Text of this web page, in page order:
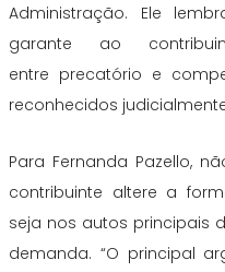
Administração. Ele
garante ao
entre precatório e
reconhecidos
Para Fernanda Pazello,
contribuinte altere a
seja nos autos principais
demanda. “O principal